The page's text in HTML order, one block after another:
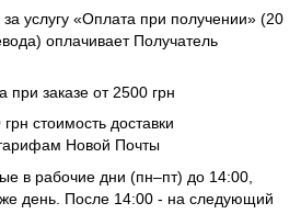
услугу «Оплата при получении» (20
оплачивает Получатель
при заказе от 2500 грн
стоимость доставки
Новой Почты
в рабочие дни (пн–пт) до 14:00,
же день. После 14:00 - на следующий